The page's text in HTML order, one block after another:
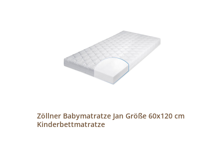
Zöllner Babymatratze Jan Größe 60x120 cm
Kinderbettmatratze